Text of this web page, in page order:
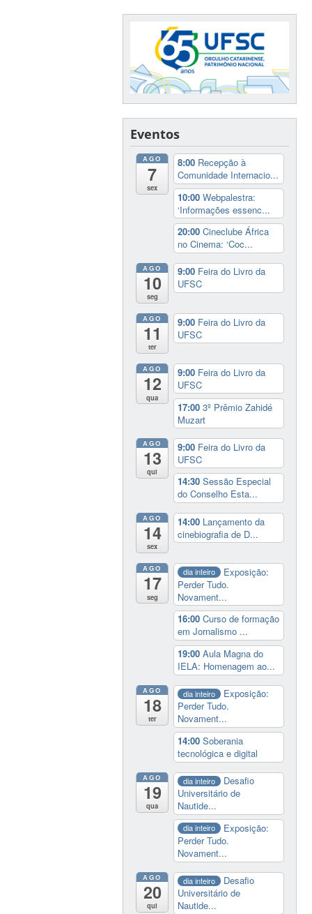
Eventos
AGO
7
sex
8:00 Recepção à
Comunidade Internacio...
10:00Webpalestra:
‘Informações essenc...
20:00Cineclube África
no Cinema: ‘Coc...
AGO
10
seg
9:00 Feira do Livro da
UFSC
AGO
11
ter
9:00 Feira do Livro da
UFSC
AGO
12
qua
9:00 Feira do Livro da
UFSC
17:003º Prêmio Zahidé
Muzart
AGO
13
qui
9:00 Feira do Livro da
UFSC
14:30Sessão Especial
do Conselho Esta...
AGO
14
sex
14:00 Lançamento da
cinebiografia de D...
AGO
17
seg
dia inteiro
Exposição:
Perder Tudo.
Novament...
16:00Curso de formação
em Jornalismo ...
19:00Aula Magna do
IELA: Homenagem ao...
AGO
18
ter
dia inteiro
Exposição:
Perder Tudo.
Novament...
14:00Soberania
tecnológica e digital
AGO
19
qua
dia inteiro
Desafio
Universitário de
Nautide...
dia inteiro
Exposição:
Perder Tudo.
Novament...
AGO
20
qui
dia inteiro
Desafio
Universitário de
Nautide...